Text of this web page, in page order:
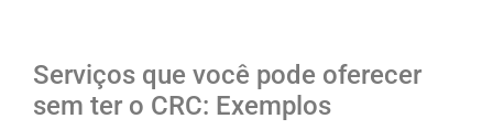
Serviços que você pode oferecer
sem ter o CRC: Exemplos